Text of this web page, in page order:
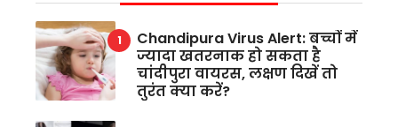
Chandipura Virus Alert: बच्चों में
ज्यादा खतरनाक हो सकता है
चांदीपुरा वायरस, लक्षण दिखें तो
तुरंत क्या करें?